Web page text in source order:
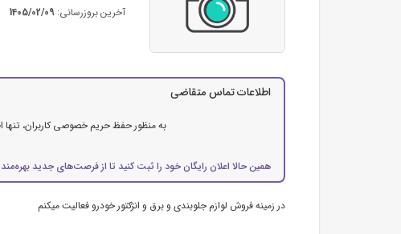
آخرین بروزرسانی: 1405/02/09
اطلاعات تماس متقاضی
به منظور حفظ حریم خصوصی کاربران،
همین حالا اعلان رایگان خود را ثبت کنید تا از فرصت‌های جدید
در زمینه فروش لوازم جلوبندی و برق و انژکتور خودرو فعالیت میکنم